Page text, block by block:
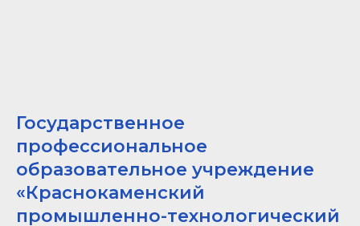
Государственное
профессиональное
образовательное учреждение
«Краснокаменский
промышленно-технологический